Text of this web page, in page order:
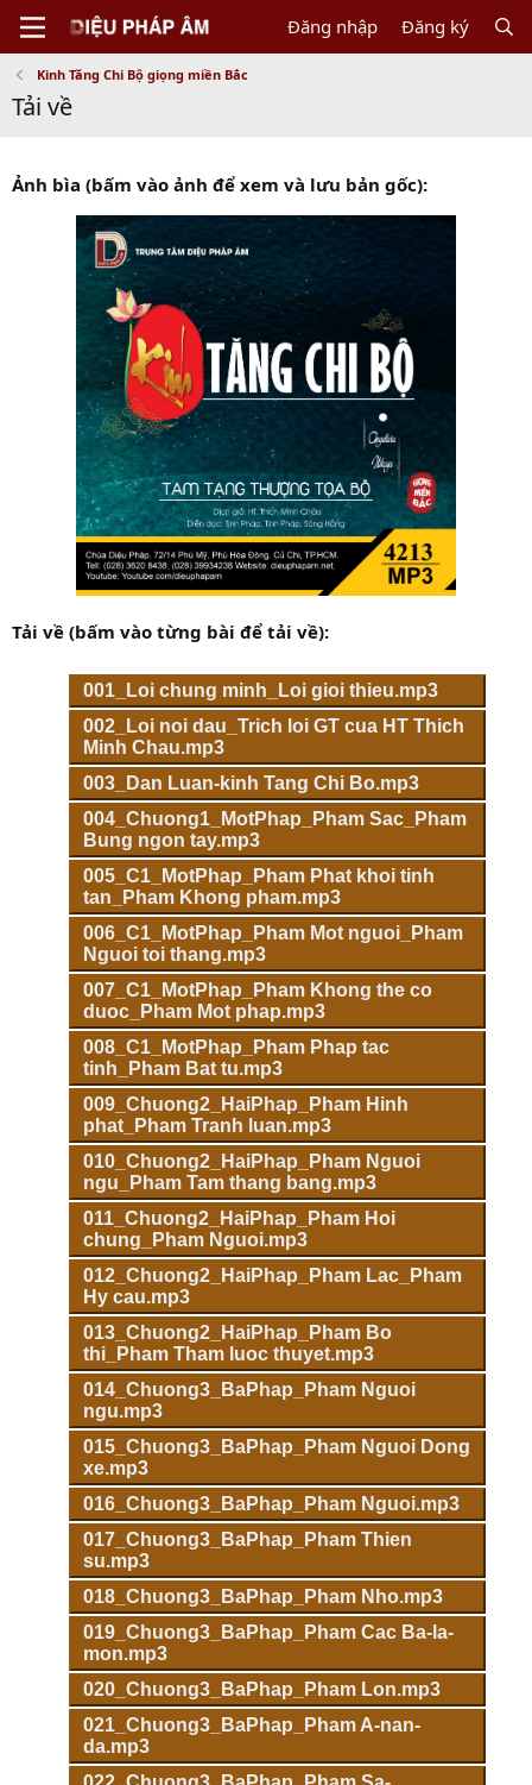
Đăng nhập Đăng ký
Kinh Tăng Chi Bộ giọng miền Bắc
Tải về
Ảnh bìa (bấm vào ảnh để xem và lưu bản gốc):
Tải về (bấm vào từng bài để tải về):